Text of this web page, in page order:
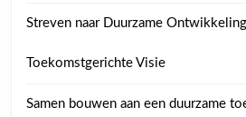
Streven naar Duurzame
Toekomstgerichte Visie
Samen bouwen aan een duurzame